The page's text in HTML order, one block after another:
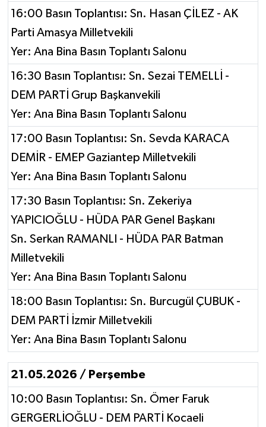
16:00 Basın Toplantısı: Sn. Hasan ÇİLEZ - AK
Parti Amasya Milletvekili
Yer: Ana Bina Basın Toplantı Salonu
16:30 Basın Toplantısı: Sn. Sezai TEMELLİ -
DEM PARTİ Grup Başkanvekili
Yer: Ana Bina Basın Toplantı Salonu
17:00 Basın Toplantısı: Sn. Sevda KARACA
DEMİR - EMEP Gaziantep Milletvekili
Yer: Ana Bina Basın Toplantı Salonu
17:30 Basın Toplantısı: Sn. Zekeriya
YAPICIOĞLU - HÜDA PAR Genel Başkanı
Sn. Serkan RAMANLI - HÜDA PAR Batman
Milletvekili
Yer: Ana Bina Basın Toplantı Salonu
18:00 Basın Toplantısı: Sn. Burcugül ÇUBUK -
DEM PARTİ İzmir Milletvekili
Yer: Ana Bina Basın Toplantı Salonu
21.05.2026 / Perşembe
10:00 Basın Toplantısı: Sn. Ömer Faruk
GERGERLİOĞLU - DEM PARTİ Kocaeli